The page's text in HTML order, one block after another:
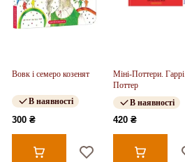
Вовк і семеро козенят
В наявності
300 ₴
Міні-Поттери. Гаррі
Поттер
В наявності
420 ₴